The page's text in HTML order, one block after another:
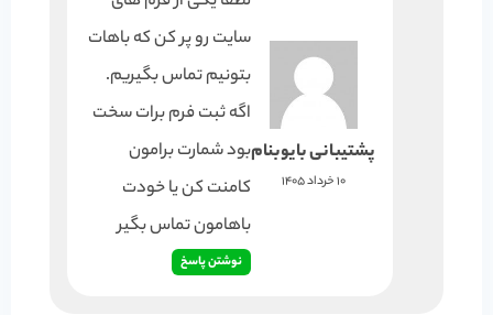
پشتیبانی بایوبنام
10 خرداد 1405
سایت رو پر کن که باهات
بتونیم تماس بگیریم.
اگه ثبت فرم برات سخت
بود شمارت برامون
کامنت کن یا خودت
باهامون تماس بگیر
نوشتن پاسخ